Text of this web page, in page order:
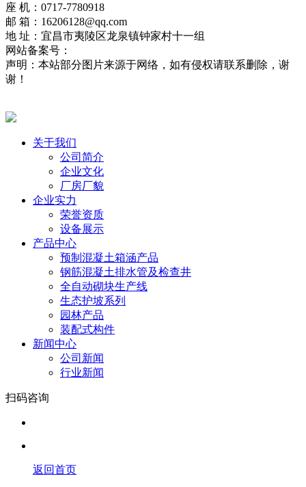
座 机：0717-7780918
邮 箱：16206128@qq.com
地 址：宜昌市夷陵区龙泉镇钟家村十一组
网站备案号：
声明：本站部分图片来源于网络，如有侵权请联系删除，谢
谢！
关于我们
公司简介
企业文化
厂房厂貌
企业实力
荣誉资质
设备展示
产品中心
预制混凝土箱涵产品
钢筋混凝土排水管及检查井
全自动砌块生产线
生态护坡系列
园林产品
装配式构件
新闻中心
公司新闻
行业新闻
扫码咨询
返回首页